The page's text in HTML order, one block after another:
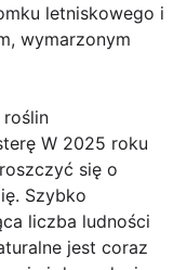
letniskowego i
wymarzonym
W 2025 roku
się o
Szybko
liczba ludności
jest coraz